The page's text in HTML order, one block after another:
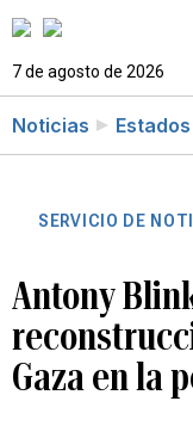
7 de agosto de 2026
Noticias
SERVICIO DE
Antony
Gaza en la